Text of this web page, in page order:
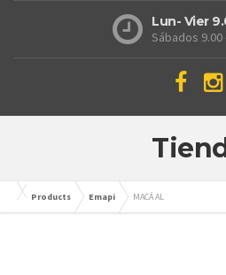
Lun- Vier
Sábados 9.00
Products Emapi MACÁ AL